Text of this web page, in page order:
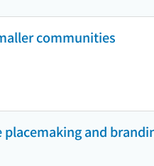
communities
and